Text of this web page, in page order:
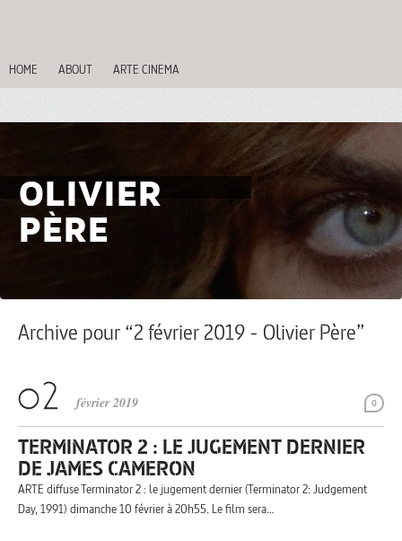
HOME ABOUT ARTE CINEMA
OLIVIER
PÈRE
Archive pour “2 février 2019 - Olivier Père”
0
février 2019
TERMINATOR 2 : LE JUGEMENT DERNIER
DE JAMES CAMERON
ARTE diffuse Terminator 2 : le jugement dernier (Terminator 2: Judgement
Day, 1991) dimanche 10 février à 20h55. Le film sera…